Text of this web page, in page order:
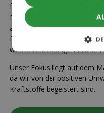
fossilen Kraftstoffen in
Nahverkehr und
anderem aufgrund eines
für schwere Lastwagen an
wettbewerbsfähigen Preisen.
Unser Fokus liegt auf dem
da wir von der positiven
Kraftstoffe begeistert sind.